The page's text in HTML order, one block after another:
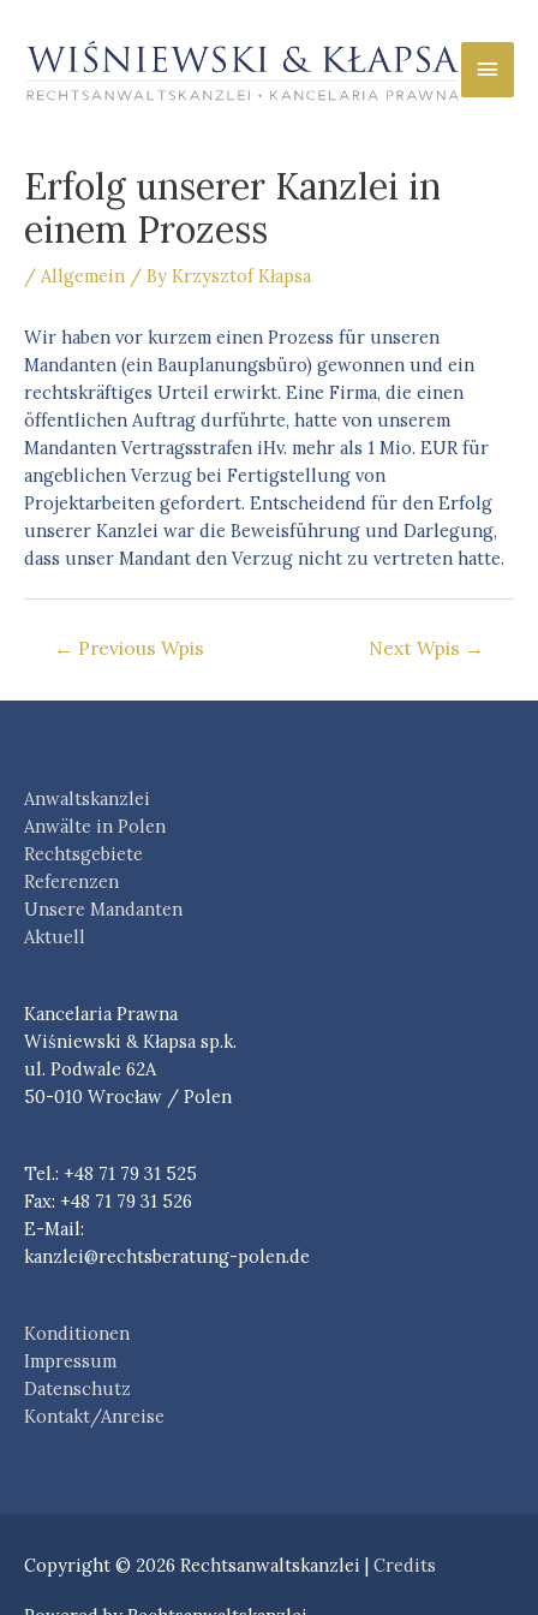
content
Main
Erfolg unserer Kanzlei in
einem Prozess
/ Allgemein / By Krzysztof Kłapsa
Wir haben vor kurzem einen Prozess für unseren
Mandanten (ein Bauplanungsbüro) gewonnen und ein
rechtskräftiges Urteil erwirkt. Eine Firma, die einen
öffentlichen Auftrag durführte, hatte von unserem
Mandanten Vertragsstrafen iHv. mehr als 1 Mio. EUR für
angeblichen Verzug bei Fertigstellung von
Projektarbeiten gefordert. Entscheidend für den Erfolg
unserer Kanzlei war die Beweisführung und Darlegung,
dass unser Mandant den Verzug nicht zu vertreten hatte.
Nawigacja
← Previous Wpis Next Wpis →
Anwaltskanzlei
Anwälte in Polen
Rechtsgebiete
Referenzen
Unsere Mandanten
Aktuell
Kancelaria Prawna
Wiśniewski & Kłapsa sp.k.
ul. Podwale 62A
50-010 Wrocław / Polen
Tel.: +48 71 79 31 525
Fax: +48 71 79 31 526
E-Mail:
kanzlei@rechtsberatung-polen.de
Konditionen
Impressum
Datenschutz
Kontakt/Anreise
Copyright © 2026 Rechtsanwaltskanzlei | Credits